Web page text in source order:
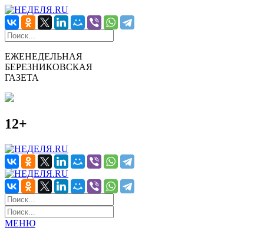
ЕЖЕНЕДЕЛЬНАЯ
БЕРЕЗНИКОВСКАЯ
ГАЗЕТА
12+
МЕНЮ